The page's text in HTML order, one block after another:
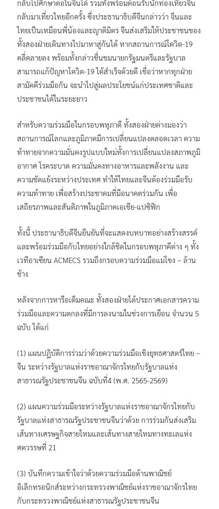
กลับไปศึกษาต่อในจีนได้ รวมทั้งพร้อมต้อนรับนักท่องเที่ยวจีน
กลับมาเที่ยวไทยอีกครั้ง ซึ่งประธานาธิบดีจีนกล่าวว่า จีนและ
ไทยเป็นเหมือนพี่น้องและญาติมิตร จีนส่งเสริมให้ประชาชนของ
ทั้งสองฝ่ายเดินทางไปมาหาสู่กันได้ หากสถานการณ์โควิด-19
คลี่คลายลง พร้อมทั้งกล่าวชื่นชมนายกรัฐมนตรีและรัฐบาล
สามารถแก้ปัญหาโควิด-19 ได้สำเร็จด้วยดี เชื่อว่าหากทุกฝ่าย
สามัคคีร่วมมือกัน จะนำไปสู่ผลประโยชน์แก่ประเทศชาติและ
ประชาชนได้ในระยะยาว
สำหรับความร่วมมือในกรอบพหุภาคี ทั้งสองฝ่ายต่างมองว่า
สถานการณ์โลกและภูมิภาคมีการเปลี่ยนแปลงตลอดเวลา ความ
ท้าทายจากความมั่นคงรูปแบบใหม่ทั้งการเปลี่ยนแปลงสภาพภูมิ
อากาศ โรคระบาด ความมั่นคงทางอาหารและพลังงาน และ
ความขัดแย้งระหว่างประเทศ ทำให้ไทยและจีนต้องร่วมมือรับ
ความท้าทาย เพื่อสร้างประชาคมที่มีอนาคตร่วมกัน เพื่อ
เสถียรภาพและสันติภาพในภูมิภาคเอเชีย-แปซิฟิก
ทั้งนี้ ประธานาธิบดีจีนยืนยันที่จะแสดงบทบาทอย่างสร้างสรรค์
และพร้อมร่วมมือกับไทยอย่างใกล้ชิดในกรอบพหุภาคีต่าง ๆ ทั้ง
เวทีอาเซียน ACMECS รวมถึงกรอบความร่วมมือแม่โขง – ล้าน
ช้าง
หลังจากการหารือเต็มคณะ ทั้งสองฝ่ายได้ประกาศเอกสารความ
ร่วมมือและความตกลงที่มีการลงนามในช่วงการเยือน จำนวน 5
ฉบับ ได้แก่
(1) แผนปฏิบัติการร่วมว่าด้วยความร่วมมือเชิงยุทธศาสตร์ไทย –
จีน ระหว่างรัฐบาลแห่งราชอาณาจักรไทยกับรัฐบาลแห่ง
สาธารณรัฐประชาชนจีน ฉบับที่4 (พ.ศ. 2565-2569)
(2) แผนความร่วมมือระหว่างรัฐบาลแห่งราชอาณาจักรไทยกับ
รัฐบาลแห่งสาธารณรัฐประชาชนจีนว่าด้วย การร่วมกันส่งเสริม
เส้นทางเศรษฐกิจสายไหมและเส้นทางสายไหมทางทะเลแห่ง
ศตวรรษที่ 21
(3) บันทึกความเข้าใจว่าด้วยความร่วมมือด้านพาณิชย์
อิเล็กทรอนิกส์ระหว่างกระทรวงพาณิชย์แห่งราชอาณาจักรไทย
กับกระทรวงพาณิชย์แห่งสาธารณรัฐประชาชนจีน